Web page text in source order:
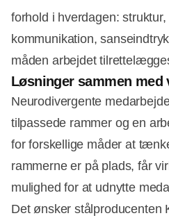
forhold i hverdagen:
kommunikation,
måden arbejdet
Løsninger sammen med
Neurodivergente
tilpassede rammer og en
for forskellige måder at
rammerne er på plads, får
mulighed for at udnytte
Det ønsker stålproducenten